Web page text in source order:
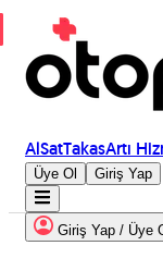
AlSatTakasArtı
Üye Ol Giriş Yap
Giriş Yap / Üye